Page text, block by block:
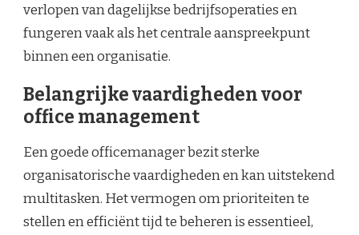
verlopen van dagelijkse bedrijfsoperaties en
fungeren vaak als het centrale aanspreekpunt
binnen een organisatie.
Belangrijke vaardigheden voor
office management
Een goede officemanager bezit sterke
organisatorische vaardigheden en kan uitstekend
multitasken. Het vermogen om prioriteiten te
stellen en efficiënt tijd te beheren is essentieel,